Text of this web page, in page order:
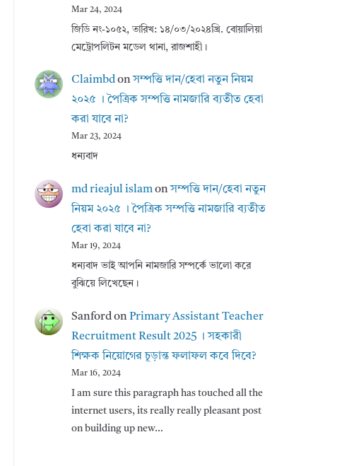
Mar 24, 2024
জিডি নং-১০৫২, তারিখ: ১৪/০৩/২০২৪খ্রি. বোয়ালিয়া
মেট্রোপলিটন মডেল থানা, রাজশাহী।
Claimbdonসম্পত্তি দান/হেবা নতুন নিয়ম
২০২৫ । পৈত্রিক সম্পত্তি নামজারি ব্যতীত হেবা
করা যাবে না?
Mar 23, 2024
ধন্যবাদ
md rieajul islamonসম্পত্তি দান/হেবা নতুন
নিয়ম ২০২৫ । পৈত্রিক সম্পত্তি নামজারি ব্যতীত
হেবা করা যাবে না?
Mar 19, 2024
ধন্যবাদ ভাই আপনি নামজারি সম্পর্কে ভালো করে
বুঝিয়ে লিখেছেন।
SanfordonPrimary Assistant Teacher
Recruitment Result 2025 । সহকারী
শিক্ষক নিয়োগের চূড়ান্ত ফলাফল কবে দিবে?
Mar 16, 2024
I am sure this paragraph has touched all the
internet users, its really really pleasant post
on building up new…